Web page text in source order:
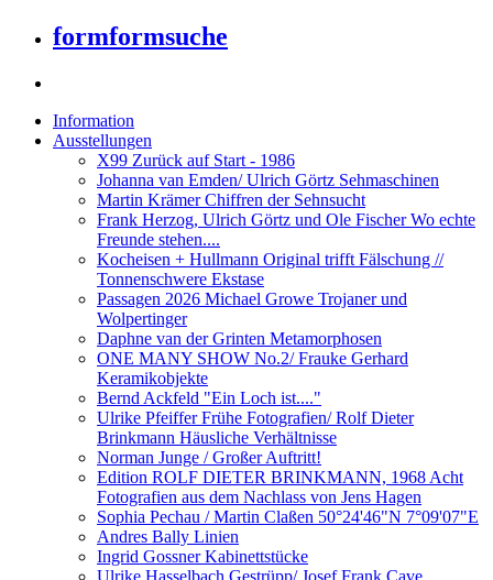
formformsuche
Information
Ausstellungen
X99 Zurück auf Start - 1986
Johanna van Emden/ Ulrich Görtz Sehmaschinen
Martin Krämer Chiffren der Sehnsucht
Frank Herzog, Ulrich Görtz und Ole Fischer Wo echte
Freunde stehen....
Kocheisen + Hullmann Original trifft Fälschung //
Tonnenschwere Ekstase
Passagen 2026 Michael Growe Trojaner und
Wolpertinger
Daphne van der Grinten Metamorphosen
ONE MANY SHOW No.2/ Frauke Gerhard
Keramikobjekte
Bernd Ackfeld "Ein Loch ist...."
Ulrike Pfeiffer Frühe Fotografien/ Rolf Dieter
Brinkmann Häusliche Verhältnisse
Norman Junge / Großer Auftritt!
Edition ROLF DIETER BRINKMANN, 1968 Acht
Fotografien aus dem Nachlass von Jens Hagen
Sophia Pechau / Martin Claßen 50°24'46"N 7°09'07"E
Andres Bally Linien
Ingrid Gossner Kabinettstücke
Ulrike Hasselbach Gestrüpp/ Josef Frank Cave